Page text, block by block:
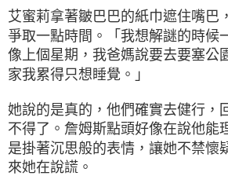
艾蜜莉拿著皺巴巴的紙巾遮住嘴巴
爭取一點時間。「我想解謎的時候
像上個星期，我爸媽說要去要塞公
家我累得只想睡覺。」
她說的是真的，他們確實去健行，
不得了。詹姆斯點頭好像在說他能
是掛著沉思般的表情，讓她不禁懷
來她在說謊。